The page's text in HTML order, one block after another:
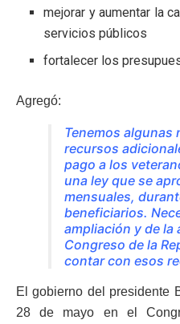
mejorar y aumentar la
servicios públicos
fortalecer los
Agregó:
Tenemos algunas
recursos
pago a los
una ley que se
mensuales,
beneficiarios.
ampliación y de la
Congreso de la
contar con esos
El gobierno del presidente
28 de mayo en el